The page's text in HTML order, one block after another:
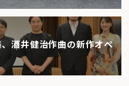
酒井健治作曲の新作オペ